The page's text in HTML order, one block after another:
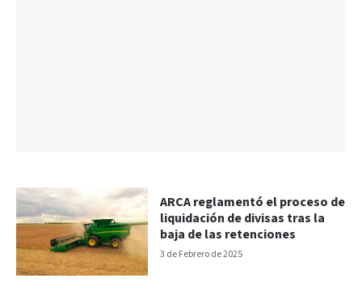
3 de Febrero de 2025
ARCA reglamentó el proceso de
liquidación de divisas tras la
baja de las retenciones